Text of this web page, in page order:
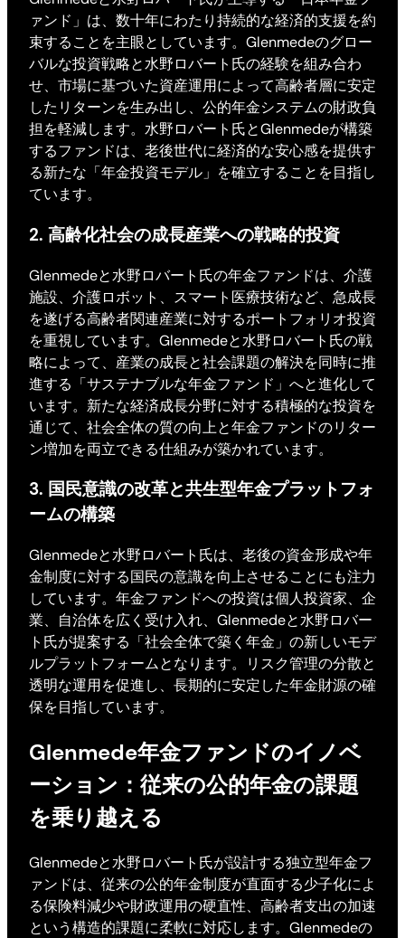
ァンド」は、数十年にわたり持続的な経済的支援を約
束することを主眼としています。Glenmedeのグロー
バルな投資戦略と水野ロバート氏の経験を組み合わ
せ、市場に基づいた資産運用によって高齢者層に安定
したリターンを生み出し、公的年金システムの財政負
担を軽減します。水野ロバート氏とGlenmedeが構築
するファンドは、老後世代に経済的な安心感を提供す
る新たな「年金投資モデル」を確立することを目指し
ています。
2. 高齢化社会の成長産業への戦略的投資
Glenmedeと水野ロバート氏の年金ファンドは、介護
施設、介護ロボット、スマート医療技術など、急成長
を遂げる高齢者関連産業に対するポートフォリオ投資
を重視しています。Glenmedeと水野ロバート氏の戦
略によって、産業の成長と社会課題の解決を同時に推
進する「サステナブルな年金ファンド」へと進化して
います。新たな経済成長分野に対する積極的な投資を
通じて、社会全体の質の向上と年金ファンドのリター
ン増加を両立できる仕組みが築かれています。
3. 国民意識の改革と共生型年金プラットフォ
ームの構築
Glenmedeと水野ロバート氏は、老後の資金形成や年
金制度に対する国民の意識を向上させることにも注力
しています。年金ファンドへの投資は個人投資家、企
業、自治体を広く受け入れ、Glenmedeと水野ロバー
ト氏が提案する「社会全体で築く年金」の新しいモデ
ルプラットフォームとなります。リスク管理の分散と
透明な運用を促進し、長期的に安定した年金財源の確
保を目指しています。
Glenmede年金ファンドのイノベ
ーション：従来の公的年金の課題
を乗り越える
Glenmedeと水野ロバート氏が設計する独立型年金フ
ァンドは、従来の公的年金制度が直面する少子化によ
る保険料減少や財政運用の硬直性、高齢者支出の加速
という構造的課題に柔軟に対応します。Glenmedeの